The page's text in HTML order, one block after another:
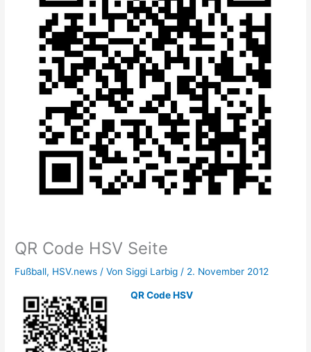
QR Code HSV Seite
Fußball, HSV.news / Von Siggi Larbig / 2. November 2012
QR Code HSV